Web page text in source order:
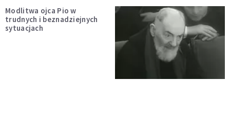
Modlitwa ojca Pio w
trudnych i beznadziejnych
sytuacjach